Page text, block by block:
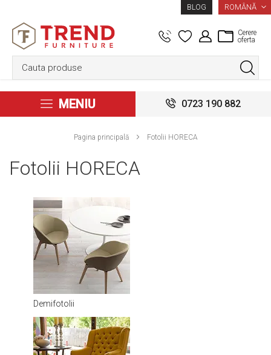
BLOG LIMBA
ROMÂNĂ
Cerere
oferta
MENIU 0723 190 882
Pagina principală Fotolii HORECA
Fotolii HORECA
Demifotolii